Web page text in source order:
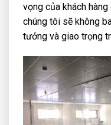
vọng của khách
chúng tôi sẽ không
tưởng và giao trọng